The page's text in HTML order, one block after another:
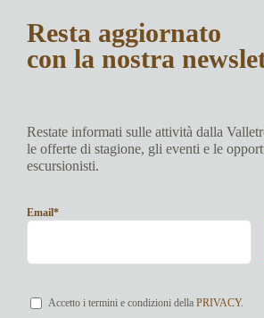
Resta aggiornato
con la nostra
Restate informati sulle attività dalla
le offerte di stagione, gli eventi e le
escursionisti.
Email*
Accetto i termini e condizioni della PRIVACY.